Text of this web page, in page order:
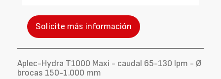
Solicite más información
Aplec-Hydra T1000 Maxi - caudal 65-130 lpm - Ø
brocas 150-1.000 mm